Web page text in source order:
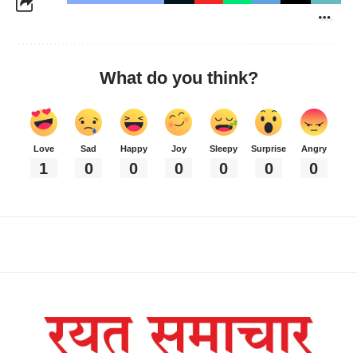
What do you think?
Love
1
Sad
0
Happy
0
Joy
0
Sleepy
0
Surprise
0
Angry
0